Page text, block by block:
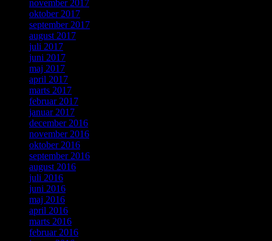
november 2017
oktober 2017
september 2017
august 2017
juli 2017
juni 2017
maj 2017
april 2017
marts 2017
februar 2017
januar 2017
december 2016
november 2016
oktober 2016
september 2016
august 2016
juli 2016
juni 2016
maj 2016
april 2016
marts 2016
februar 2016